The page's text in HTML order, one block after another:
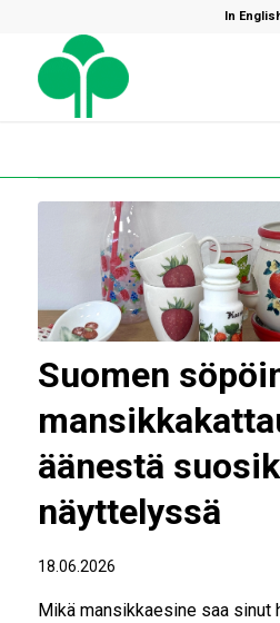
In
Suomen
äänestä
näyttelyssä
18.06.2026
Mikä mansikkaesine saa sinut